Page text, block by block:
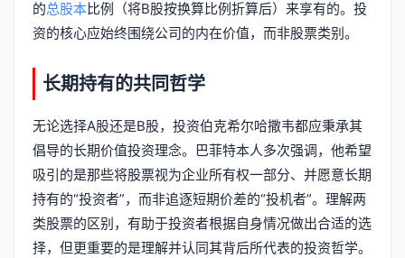
的总股本比例（将B股按换算比例折算后）来享有的。投
资的核心应始终围绕公司的内在价值，而非股票类别。
长期持有的共同哲学
无论选择A股还是B股，投资伯克希尔哈撒韦都应秉承其
倡导的长期价值投资理念。巴菲特本人多次强调，他希望
吸引的是那些将股票视为企业所有权一部分、并愿意长期
持有的“投资者”，而非追逐短期价差的“投机者”。理解两
类股票的区别，有助于投资者根据自身情况做出合适的选
择，但更重要的是理解并认同其背后所代表的投资哲学。